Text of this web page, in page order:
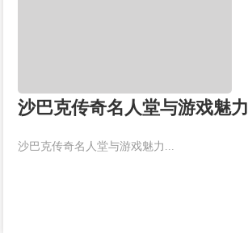
沙巴克传奇名人堂与游戏魅力
沙巴克传奇名人堂与游戏魅力...